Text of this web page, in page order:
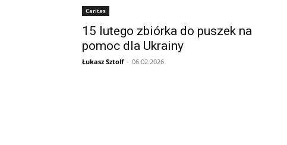
Caritas
15 lutego zbiórka do puszek na
pomoc dla Ukrainy
Łukasz Sztolf - 06.02.2026